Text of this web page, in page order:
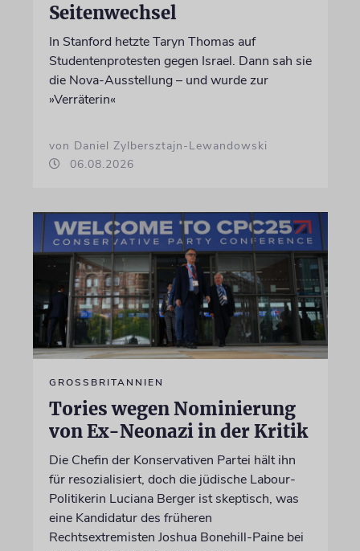
Seitenwechsel
In Stanford hetzte Taryn Thomas auf
Studentenprotesten gegen Israel. Dann sah sie
die Nova-Ausstellung – und wurde zur
»Verräterin«
von Daniel Zylbersztajn-Lewandowski
06.08.2026
GROSSBRITANNIEN
Tories wegen Nominierung
von Ex-Neonazi in der Kritik
Die Chefin der Konservativen Partei hält ihn
für resozialisiert, doch die jüdische Labour-
Politikerin Luciana Berger ist skeptisch, was
eine Kandidatur des früheren
Rechtsextremisten Joshua Bonehill-Paine bei